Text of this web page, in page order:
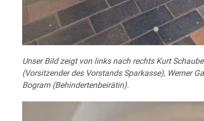
Unser Bild zeigt von links nach rechts Kurt
(Vorsitzender des Vorstands Sparkasse), Werner
Bogram (Behindertenbeirätin).